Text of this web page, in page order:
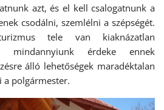
azt, és el kell csalogatnunk a
csodálni, szemlélni a szépségét.
tele van kiaknázatlan
mindannyiunk érdeke ennek
álló lehetőségek maradéktalan
a polgármester.